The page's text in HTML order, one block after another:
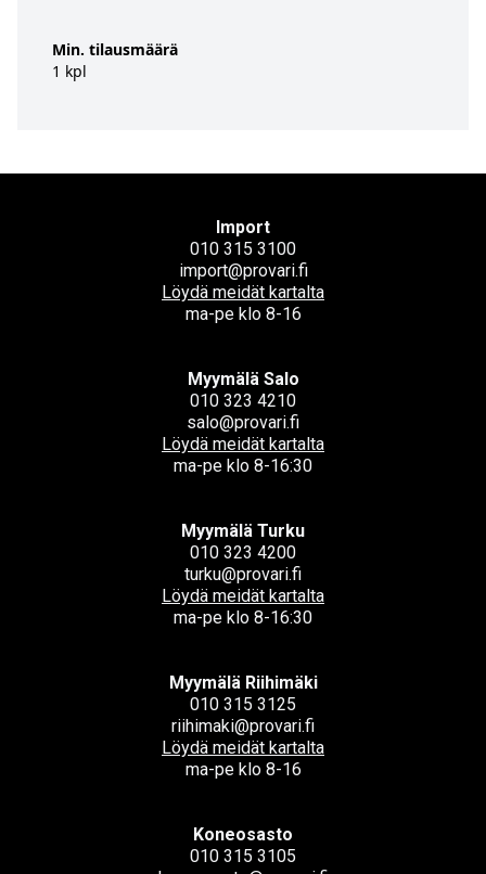
Min. tilausmäärä
1 kpl
Import
010 315 3100
import@provari.fi
Löydä meidät kartalta
ma-pe klo 8-16
Myymälä Salo
010 323 4210
salo@provari.fi
Löydä meidät kartalta
ma-pe klo 8-16:30
Myymälä Turku
010 323 4200
turku@provari.fi
Löydä meidät kartalta
ma-pe klo 8-16:30
Myymälä Riihimäki
010 315 3125
riihimaki@provari.fi
Löydä meidät kartalta
ma-pe klo 8-16
Koneosasto
010 315 3105